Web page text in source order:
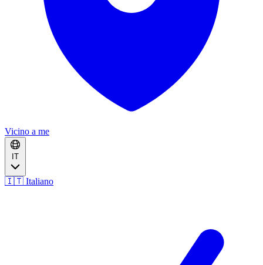
Vicino a me
IT
🇮🇹 Italiano